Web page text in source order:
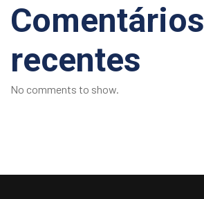
Comentários
recentes
No comments to show.